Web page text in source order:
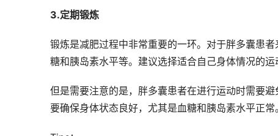
3.定期锻炼
锻炼是减肥过程中非常重要的一环。对于胖多囊患
糖和胰岛素水平等。建议选择适合自己身体情况的
但是需要注意的是，胖多囊患者在进行运动时需要
要确保身体状态良好，尤其是血糖和胰岛素水平正常。